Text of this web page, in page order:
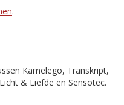
.
Kamelego, Transkript,
& Liefde en Sensotec.